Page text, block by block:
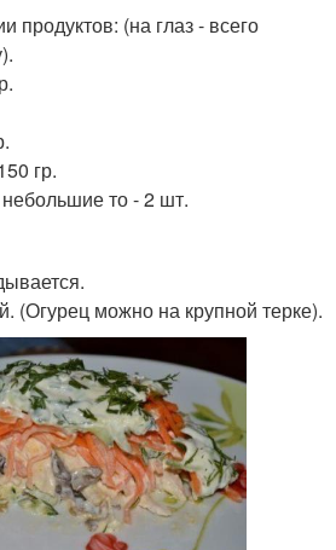
(на глаз - всего
гр.
то - 2 шт.
(Огурец можно на крупной терке).